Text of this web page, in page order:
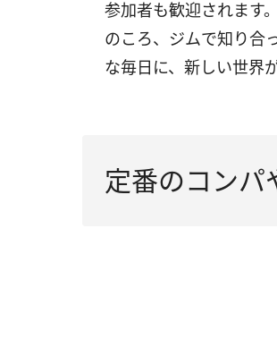
参加者も歓迎されます
のころ、ジムで知り合
な毎日に、新しい世界
定番のコンパ